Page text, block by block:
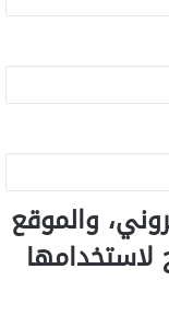
والموقع